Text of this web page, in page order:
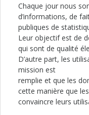
Chaque jour nous
d’informations, de
publiques de
Leur objectif est de
qui sont de qualité
D’autre part, les
mission est
remplie et que les
cette manière que
convaincre leurs